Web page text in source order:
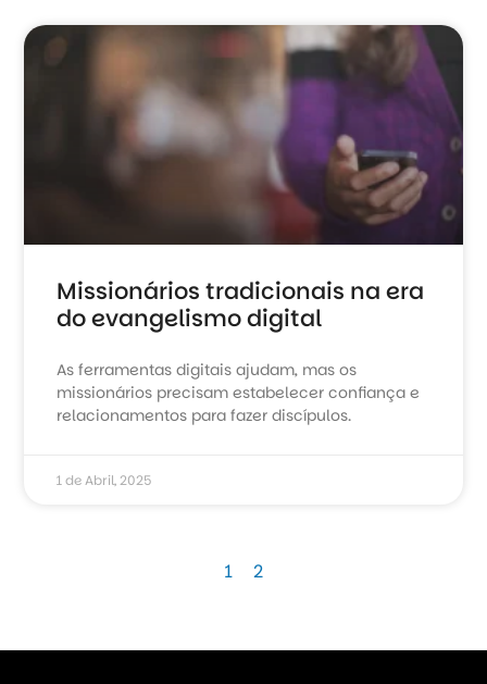
Missionários tradicionais na era
do evangelismo digital
As ferramentas digitais ajudam, mas os
missionários precisam estabelecer confiança e
relacionamentos para fazer discípulos.
1 de Abril, 2025
1 2